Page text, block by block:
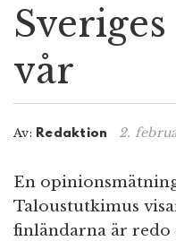
vår
Av: Redaktion 2.
En
Taloustutkimus
finländarna är redo